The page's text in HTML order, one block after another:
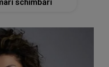
schimbări